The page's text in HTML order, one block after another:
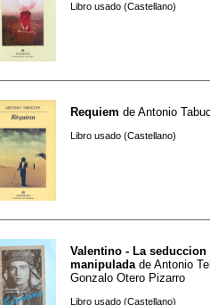
Libro usado (Castellano)
Requiem de Antonio
Libro usado (Castellano)
Valentino - La seduccion
manipulada de Antonio
Gonzalo Otero Pizarro
Libro usado (Castellano)